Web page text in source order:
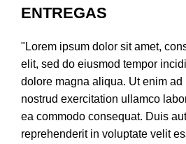
ENTREGAS
"Lorem ipsum dolor sit amet,
elit, sed do eiusmod tempor
dolore magna aliqua. Ut enim
nostrud exercitation ullamco
ea commodo consequat. Duis
reprehenderit in voluptate velit